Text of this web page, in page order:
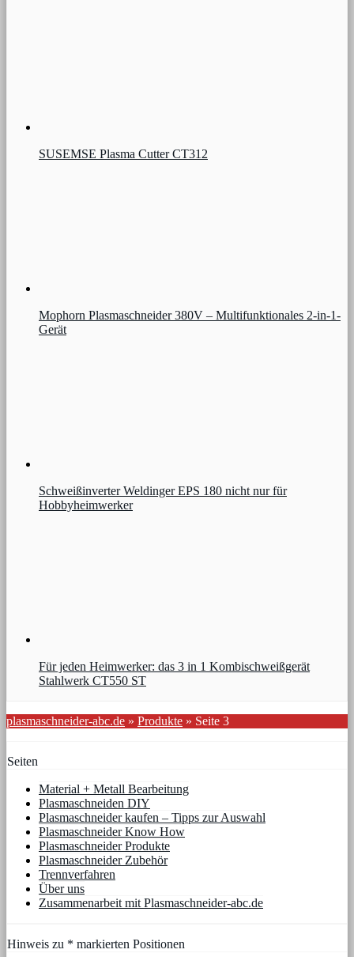
SUSEMSE Plasma Cutter CT312
Mophorn Plasmaschneider 380V – Multifunktionales 2-in-1-
Gerät
Schweißinverter Weldinger EPS 180 nicht nur für
Hobbyheimwerker
Für jeden Heimwerker: das 3 in 1 Kombischweißgerät
Stahlwerk CT550 ST
plasmaschneider-abc.de » Produkte » Seite 3
Seiten
Material + Metall Bearbeitung
Plasmaschneiden DIY
Plasmaschneider kaufen – Tipps zur Auswahl
Plasmaschneider Know How
Plasmaschneider Produkte
Plasmaschneider Zubehör
Trennverfahren
Über uns
Zusammenarbeit mit Plasmaschneider-abc.de
Hinweis zu * markierten Positionen